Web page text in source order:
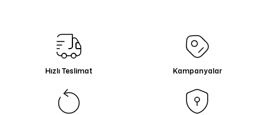
Hızlı Teslimat Kampanyalar